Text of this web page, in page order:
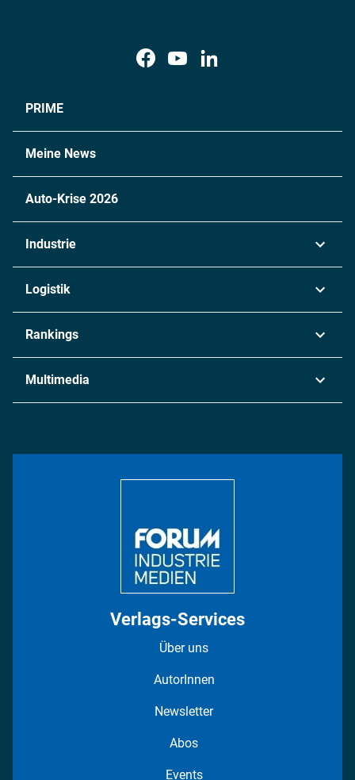
PRIME
Meine News
Auto-Krise 2026
Industrie
Chemie
Metall
Energie
Logistik
Rankings
Multimedia
Verlags-Services
Über uns
AutorInnen
Newsletter
Abos
Events